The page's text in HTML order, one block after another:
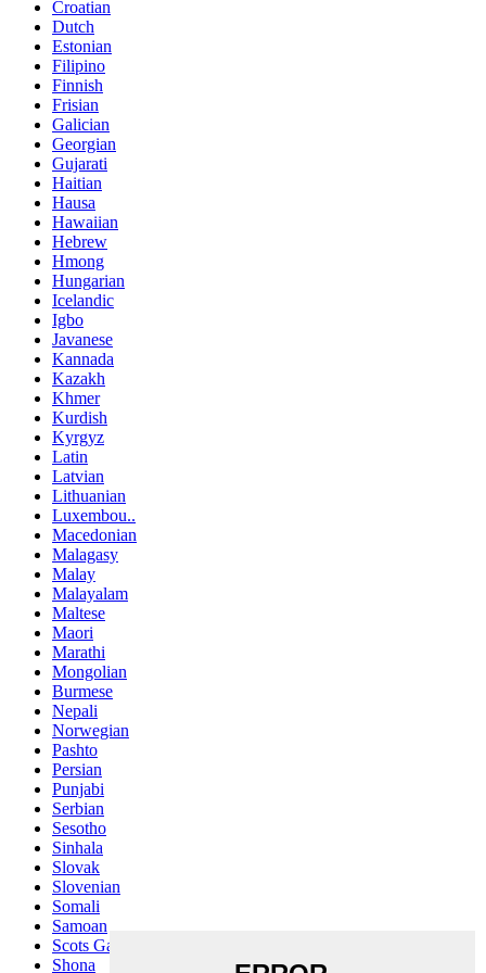
Croatian
Dutch
Estonian
Filipino
Finnish
Frisian
Galician
Georgian
Gujarati
Haitian
Hausa
Hawaiian
Hebrew
Hmong
Hungarian
Icelandic
Igbo
Javanese
Kannada
Kazakh
Khmer
Kurdish
Kyrgyz
Latin
Latvian
Lithuanian
Luxembou..
Macedonian
Malagasy
Malay
Malayalam
Maltese
Maori
Marathi
Mongolian
Burmese
Nepali
Norwegian
Pashto
Persian
Punjabi
Serbian
Sesotho
Sinhala
Slovak
Slovenian
Somali
Samoan
Scots Gaelic
Shona